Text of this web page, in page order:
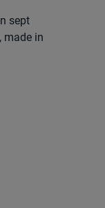
sept
made in